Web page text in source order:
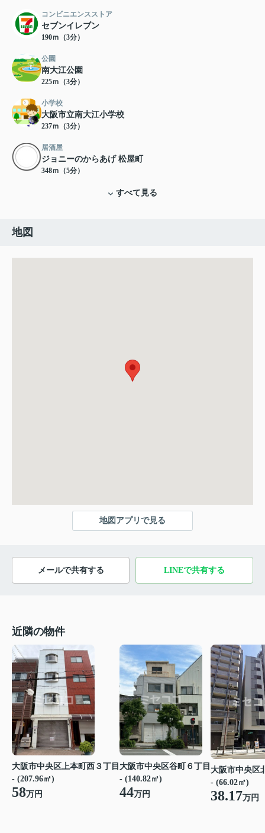
コンビニエンスストア
セブンイレブン
190ｍ（3分）
公園
南大江公園
225ｍ（3分）
小学校
大阪市立南大江小学校
237ｍ（3分）
居酒屋
ジョニーのからあげ 松屋町
348ｍ（5分）
すべて見る
地図
地図アプリで見る
メールで共有する LINEで共有する
近隣の物件
大阪市中央区上本町西３丁目
- (207.96㎡)
58万円
大阪市中央区谷町６丁目
- (140.82㎡)
44万円
大阪市中央区
- (66.02㎡)
38.17万円